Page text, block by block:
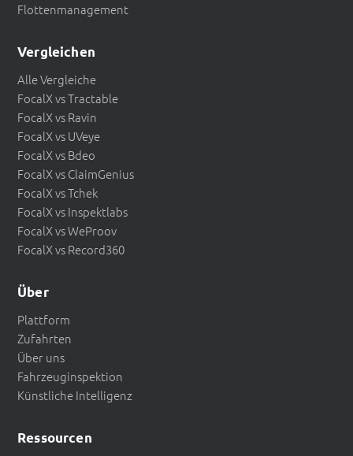
Flottenmanagement
Vergleichen
Alle Vergleiche
FocalX vs Tractable
FocalX vs Ravin
FocalX vs UVeye
FocalX vs Bdeo
FocalX vs ClaimGenius
FocalX vs Tchek
FocalX vs Inspektlabs
FocalX vs WeProov
FocalX vs Record360
Über
Plattform
Zufahrten
Über uns
Fahrzeuginspektion
Künstliche Intelligenz
Ressourcen